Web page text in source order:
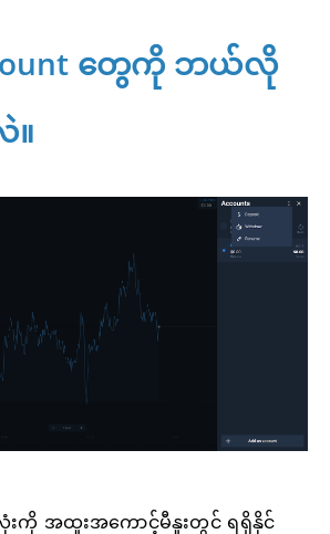
တွေကို ဘယ်လို
။
ကို အထူးအကောင့်မီနူးတွင် ရရှိနိုင်